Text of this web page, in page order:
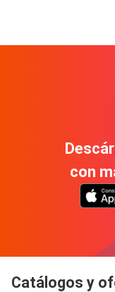
con
Catálogos y